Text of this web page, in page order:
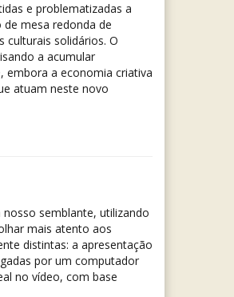
e problematizadas a
mesa redonda de
culturais solidários. O
a acumular
embora a economia criativa
atuam neste novo
semblante, utilizando
mais atento aos
distintas: a apresentação
por um computador
no vídeo, com base